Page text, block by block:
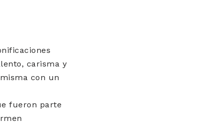
carisma y
con un
fueron parte